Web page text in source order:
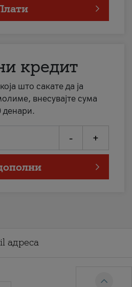
кредит
што сакате да ја
внесувајте сума
денари.
- +